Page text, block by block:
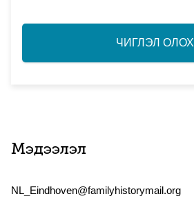
ЧИГЛЭЛ ОЛОХ
Мэдээлэл
NL_Eindhoven@familyhistorymail.org